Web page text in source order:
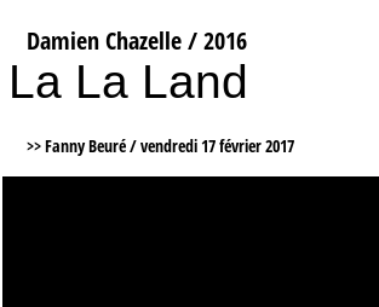
Tribunes
Bloc-notes
Archives
S’abonner à la Lettre !
Damien Chazelle / 2016
La La Land
>> Fanny Beuré /vendredi 17 février 2017